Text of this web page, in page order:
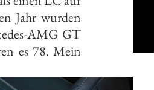
Jahr wurden
AMG GT
es 78. Mein